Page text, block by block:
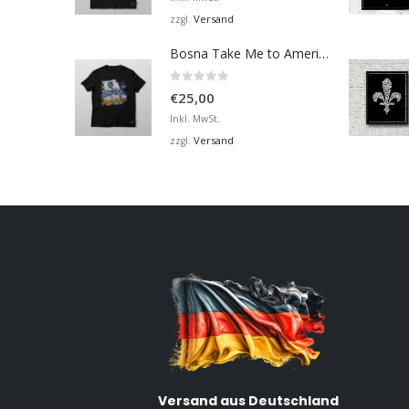
zzgl. Versand
Bosna Take Me to America Navijačka Majica 2
€25,00
Inkl. MwSt.
zzgl. Versand
Versand aus Deutschland